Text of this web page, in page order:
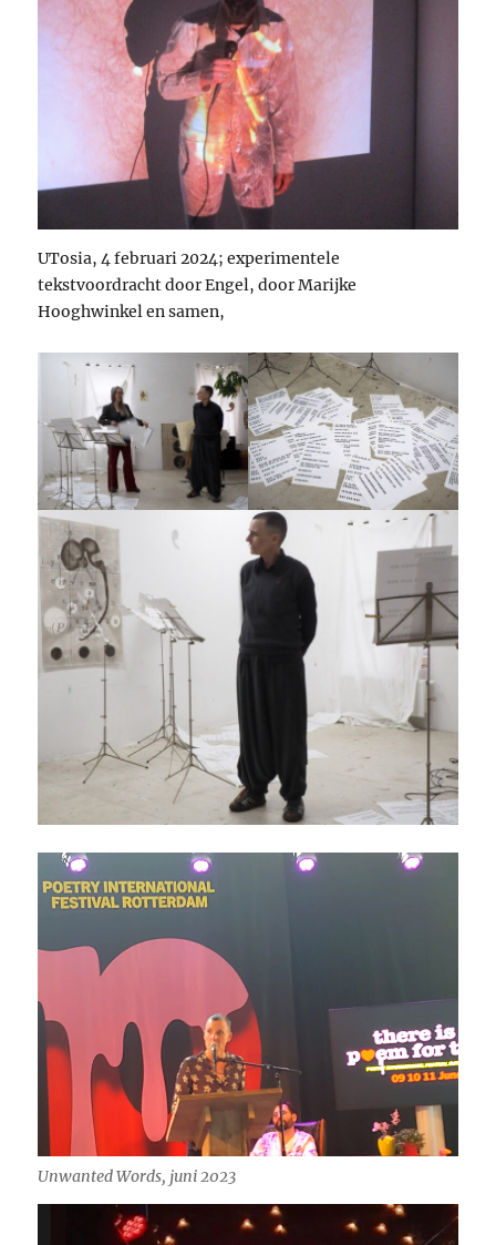
UTosia, 4 februari 2024; experimentele
tekstvoordracht door Engel, door Marijke
Hooghwinkel en samen,
Unwanted Words, juni 2023